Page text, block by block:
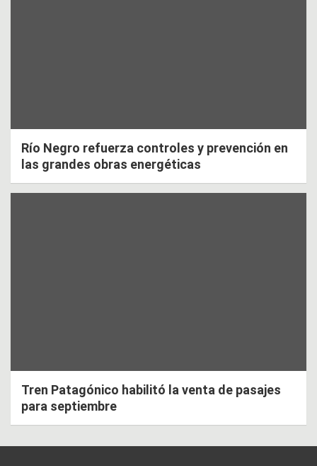
Río Negro refuerza controles y prevención en
las grandes obras energéticas
Tren Patagónico habilitó la venta de pasajes
para septiembre